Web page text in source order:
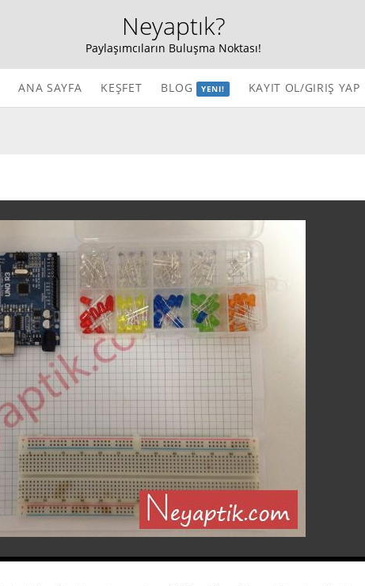
Neyaptık?
Paylaşımcıların Buluşma Noktası!
ANA SAYFA KEŞFET BLOG YENI! KAYIT OL/GIRIŞ YAP